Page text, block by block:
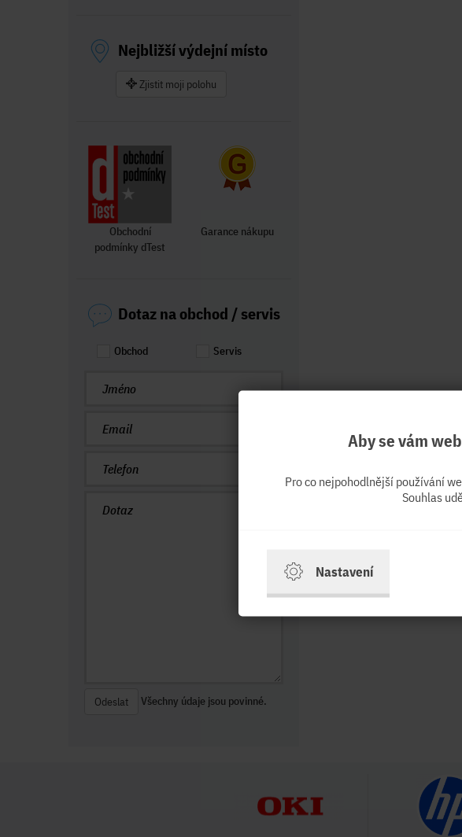
Nejbližší výdejní místo
Zjistit moji polohu
Obchodní
podmínky dTest
Garance nákupu
Dotaz na obchod / servis
Obchod Servis
Odeslat Všechny údaje jsou povinné.
Aby se vám
Pro co nejpohodlnější používání
Souhlas
Nastavení